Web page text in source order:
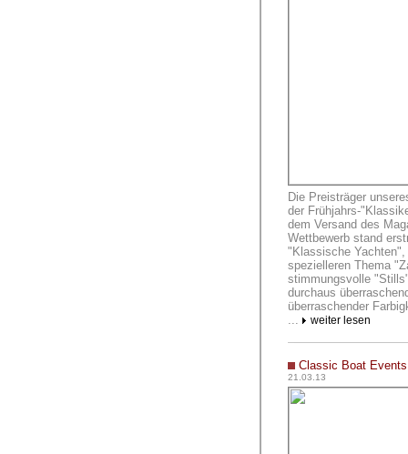
Die Preisträger
der Frühjahrs-
dem Versand des
Wettbewerb stand
"Klassische
spezielleren Thema
stimmungsvolle
durchaus
überraschender
...
weiter lesen
Classic Boat
21.03.13